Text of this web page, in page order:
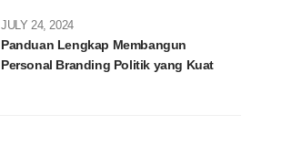
Panduan Lengkap Membangun
Personal Branding Politik yang Kuat
JULY 24, 2024